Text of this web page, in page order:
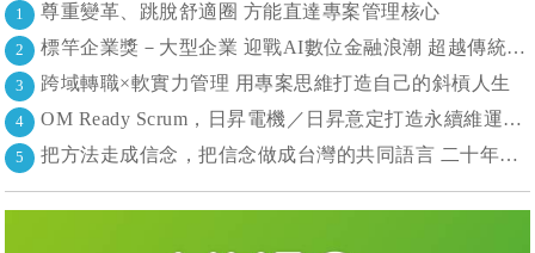
1 尊重變革、跳脫舒適圈 方能直達專案管理核心
2 標竿企業獎－大型企業 迎戰AI數位金融浪潮 超越傳統的組織再定義
3 跨域轉職×軟實力管理 用專案思維打造自己的斜槓人生
4 OM Ready Scrum，日昇電機／日昇意定打造永續維運新典範
5 把方法走成信念，把信念做成台灣的共同語言 二十年志業，陪伴台灣走過專案管理與敏捷轉型